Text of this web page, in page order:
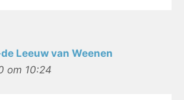
Leeuw van Weenen
om 10:24